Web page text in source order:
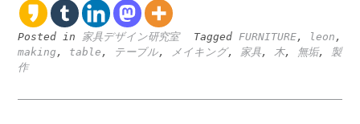
Posted in 家具デザイン研究室 Tagged FURNITURE, leon ,
making , table , テーブル, メイキング, 家具, 木, 無垢, 製
作